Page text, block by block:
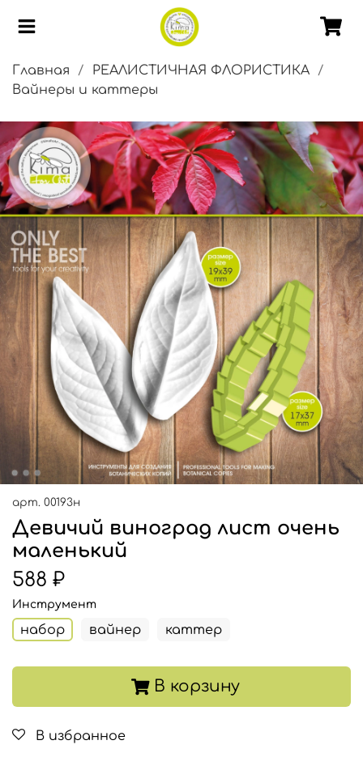
Главная
РЕАЛИСТИЧНАЯ ФЛОРИСТИКА
Вайнеры и каттеры
арт. 00193н
Девичий виноград лист очень
маленький
588 ₽
Инструмент
набор вайнер каттер
В корзину
В избранное